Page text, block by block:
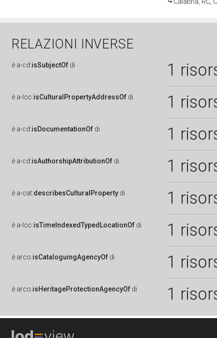
RELAZIONI INVERSE
è a-cd:isSubjectOf di 1
è a-loc:isCulturalPropertyAddressOf di 1
è a-cd:isDocumentationOf di 1
è a-cd:isAuthorshipAttributionOf di 1
è a-cat:describesCulturalProperty di 1
è a-loc:isTimeIndexedTypedLocationOf di 1
è arco:isCataloguingAgencyOf di 1
è arco:isHeritageProtectionAgencyOf di 1